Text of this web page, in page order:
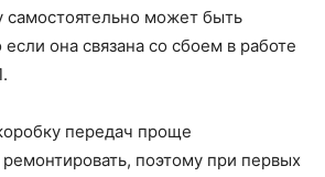
самостоятельно может быть
она связана со сбоем в работе
передач проще
поэтому при первых